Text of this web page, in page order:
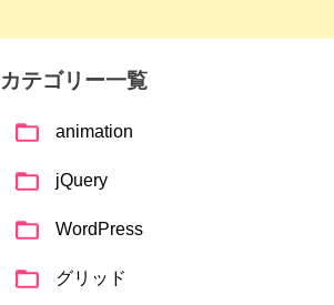
カテゴリー一覧
animation
jQuery
WordPress
グリッド